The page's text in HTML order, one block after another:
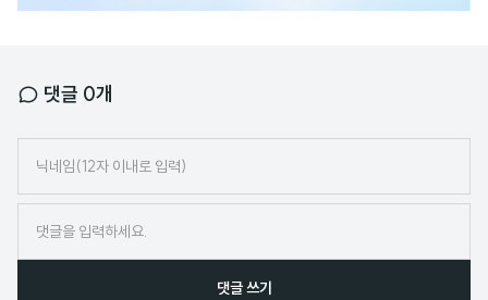
댓글 0개
임
댓글 쓰기